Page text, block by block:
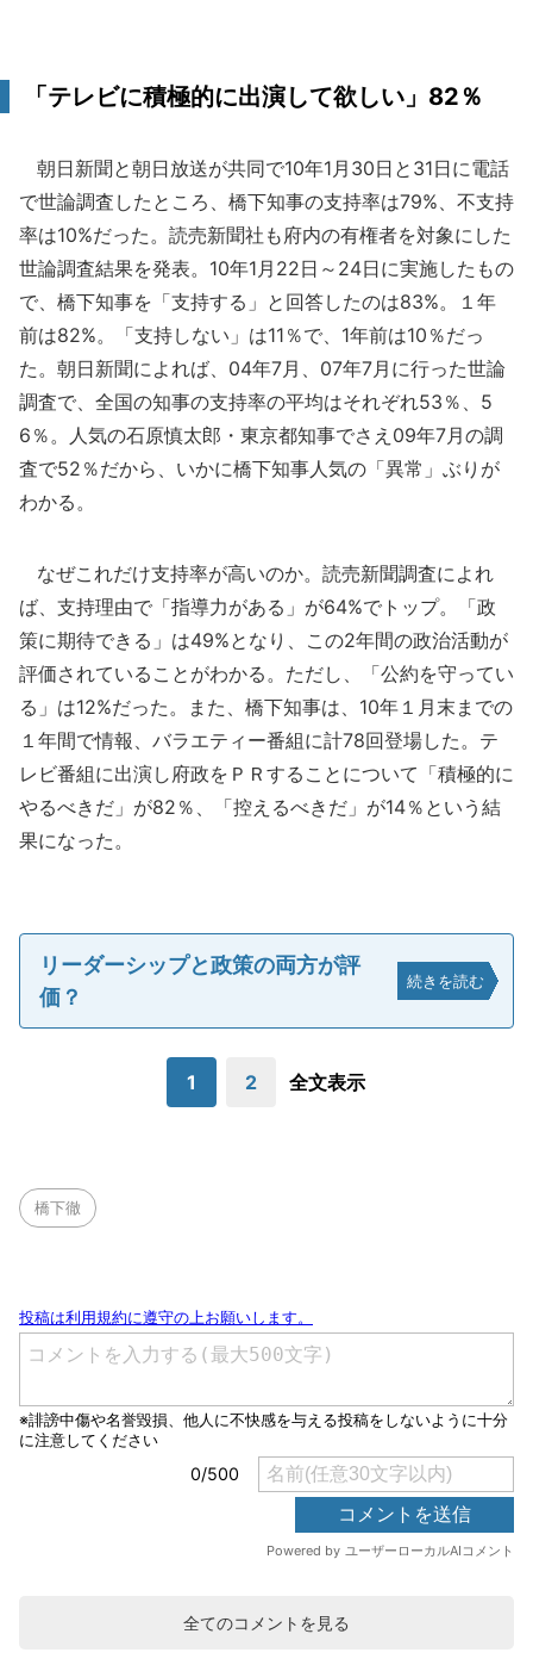
「テレビに積極的に出演して欲しい」82％
朝日新聞と朝日放送が共同で10年1月30日と31日に電話
で世論調査したところ、橋下知事の支持率は79%、不支持
率は10%だった。読売新聞社も府内の有権者を対象にした
世論調査結果を発表。10年1月22日～24日に実施したもの
で、橋下知事を「支持する」と回答したのは83%。１年
前は82%。「支持しない」は11％で、1年前は10％だっ
た。朝日新聞によれば、04年7月、07年7月に行った世論
調査で、全国の知事の支持率の平均はそれぞれ53％、5
6％。人気の石原慎太郎・東京都知事でさえ09年7月の調
査で52％だから、いかに橋下知事人気の「異常」ぶりが
わかる。
なぜこれだけ支持率が高いのか。読売新聞調査によれ
ば、支持理由で「指導力がある」が64%でトップ。「政
策に期待できる」は49%となり、この2年間の政治活動が
評価されていることがわかる。ただし、「公約を守ってい
る」は12%だった。また、橋下知事は、10年１月末までの
１年間で情報、バラエティー番組に計78回登場した。テ
レビ番組に出演し府政をＰＲすることについて「積極的に
やるべきだ」が82％、「控えるべきだ」が14％という結
果になった。
リーダーシップと政策の両方が評
価？
続きを読む
1 2 全文表示
橋下徹
全てのコメントを見る